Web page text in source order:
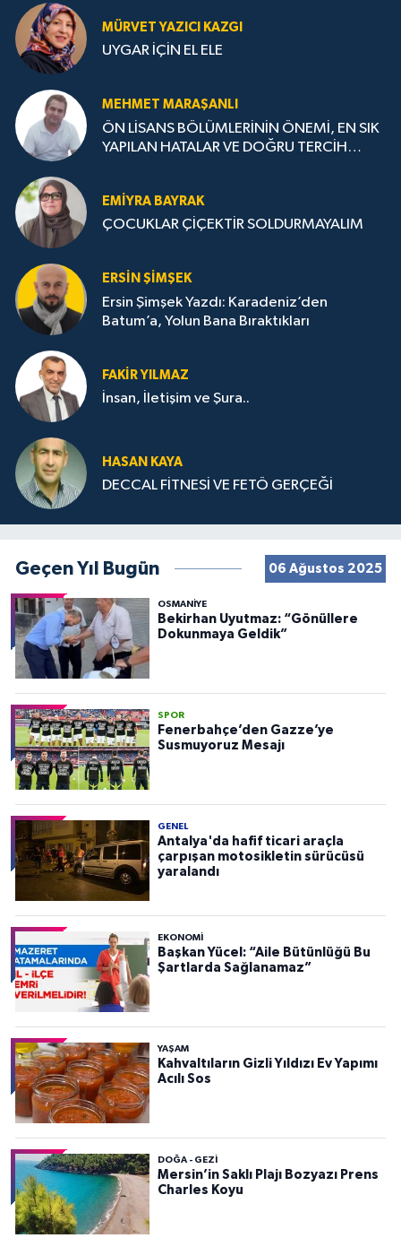
MÜRVET YAZICI KAZGI
UYGAR İÇİN EL ELE
MEHMET MARAŞANLI
ÖN LİSANS BÖLÜMLERİNİN ÖNEMİ, EN SIK
YAPILAN HATALAR VE DOĞRU TERCİH
EMIYRA BAYRAK
ÇOCUKLAR ÇİÇEKTİR SOLDURMAYALIM
ERSIN ŞIMŞEK
Ersin Şimşek Yazdı: Karadeniz’den
Batum’a, Yolun Bana Bıraktıkları
FAKIR YILMAZ
İnsan, İletişim ve Şura..
HASAN KAYA
DECCAL FİTNESİ VE FETÖ GERÇEĞİ
Geçen Yıl Bugün 06 Ağustos 2025
OSMANIYE
Bekirhan Uyutmaz: “Gönüllere
Dokunmaya Geldik”
SPOR
Fenerbahçe’den Gazze’ye
Susmuyoruz Mesajı
GENEL
Antalya'da hafif ticari araçla
çarpışan motosikletin sürücüsü
yaralandı
EKONOMI
Başkan Yücel: “Aile Bütünlüğü Bu
Şartlarda Sağlanamaz”
YAŞAM
Kahvaltıların Gizli Yıldızı Ev Yapımı
Acılı Sos
DOĞA - GEZI
Mersin’in Saklı Plajı Bozyazı Prens
Charles Koyu